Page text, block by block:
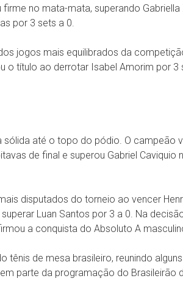
no mata-mata, superando Gabriella
por 3 sets a 0.
jogos mais equilibrados da
o título ao derrotar Isabel Amorim por 3
sólida até o topo do pódio. O campeão
de final e superou Gabriel Caviquio
disputados do torneio ao vencer
Luan Santos por 3 a 0. Na
a conquista do Absoluto A
tênis de mesa brasileiro, reunindo
parte da programação do Brasileirão